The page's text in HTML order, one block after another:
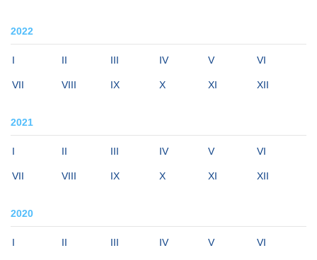
2022
I II III IV V VI
VII VIII IX X XI XII
2021
I II III IV V VI
VII VIII IX X XI XII
2020
I II III IV V VI